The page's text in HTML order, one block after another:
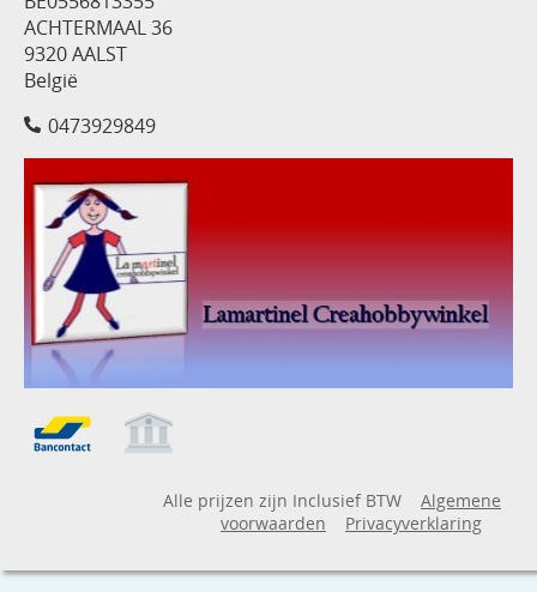
ACHTERMAAL 36
9320 AALST
België
0473929849
Alle prijzen zijn Inclusief BTW
Algemene
voorwaarden
Privacyverklaring